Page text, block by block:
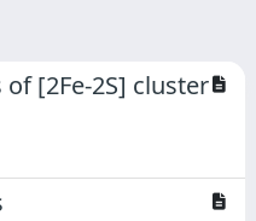
[2Fe-2S] cluster